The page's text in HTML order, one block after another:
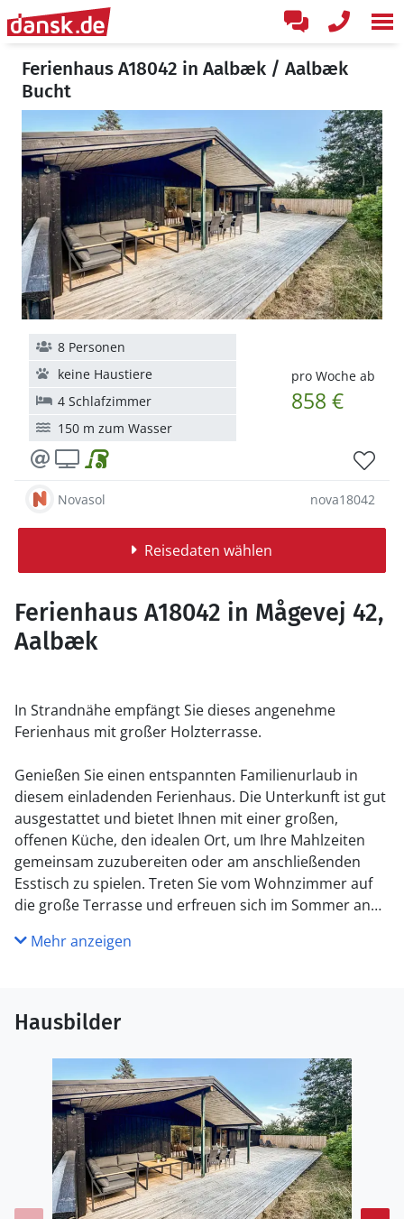
Ferienhaus A18042 in Aalbæk / Aalbæk
Bucht
pro Woche ab
858 €
8 Personen
keine Haustiere
4 Schlafzimmer
150 m zum Wasser
Novasol nova18042
Reisedaten wählen
Ferienhaus A18042 in Mågevej 42,
Aalbæk
In Strandnähe empfängt Sie dieses angenehme
Ferienhaus mit großer Holzterrasse.
Genießen Sie einen entspannten Familienurlaub in
diesem einladenden Ferienhaus. Die Unterkunft ist gut
ausgestattet und bietet Ihnen mit einer großen,
offenen Küche, den idealen Ort, um Ihre Mahlzeiten
gemeinsam zuzubereiten oder am anschließenden
Esstisch zu spielen. Treten Sie vom Wohnzimmer auf
die große Terrasse und erfreuen sich im Sommer an
BBQ auf der überdachten Terrasse.
ganz entspannt zum Sandstrand schlendern.
Genießen Sie die herrlichen und breiten Sandstrände
und spazieren Sie entlang des Strandes. Sammeln Sie
Muscheln, lassen Sie Drachen steigen und springen
anschließend in die Wellen des Kattegats.
Unternehmen Sie Radtouren und besuchen Sie mit
Ihren Kindern das Kinderspielparadies Farm Fun oder
das Vogelreservat Eagleworld. Planen Sie auch einen
Tagesausflug nach Skagen und spazieren zum
nördlichen Punkt Dänemarks, der Strandzunge
Mehr anzeigen
Hausbilder